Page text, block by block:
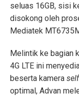
seluas 16GB, sisi
disokong oleh
Mediatek
Melintik ke bagian
4G LTE ini
beserta kamera
optimal, Advan